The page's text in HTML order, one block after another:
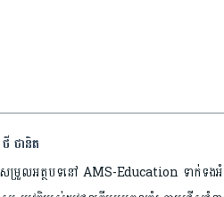
ថានិត
ម្រួលអត្ថបទនៅ AMS-Education ទាក់ទងអំពី